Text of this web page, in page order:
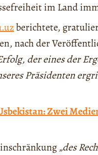
im Land
berichtete,
nach der
der eines der
Präsidenten
Zwei
„des